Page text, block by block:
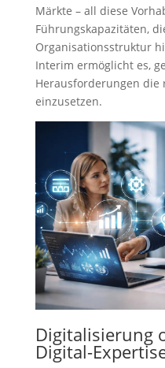
Märkte – all diese
Führungskapazitäten,
Organisationsstruktur
Interim ermöglicht es,
Herausforderungen die
einzusetzen.
Digitalisierung
Digital-